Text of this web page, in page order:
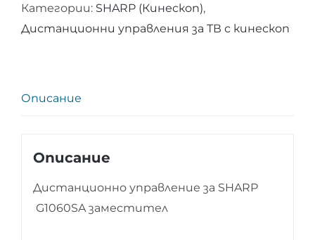
за
SHARP
Категории: SHARP (Кинескоп),
Дистанционни управления за ТВ с кинескоп
Описание
Описание
Дистанционно управление за SHARP
G1060SA заместител